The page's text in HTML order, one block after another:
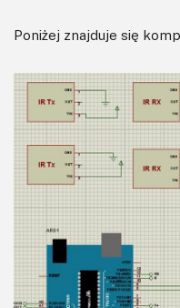
Poniżej znajduje się